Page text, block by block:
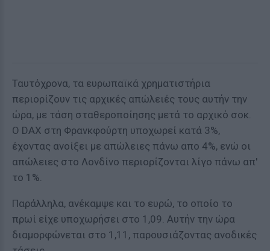
Ταυτόχρονα, τα ευρωπαϊκά χρηματιστήρια
περιορίζουν τις αρχικές απώλειές τους αυτήν την
ώρα, με τάση σταθεροποίησης μετά το αρχικό σοκ.
Ο DAX στη Φρανκφούρτη υποχωρεί κατά 3%,
έχοντας ανοίξει με απώλειες πάνω απο 4%, ενώ οι
απώλειες στο Λονδίνο περιορίζονται λίγο πάνω απ'
το 1%.
Παράλληλα, ανέκαμψε και το ευρώ, το οποίο το
πρωί είχε υποχωρήσει στο 1,09. Αυτήν την ώρα
διαμορφώνεται στο 1,11, παρουσιάζοντας ανοδικές